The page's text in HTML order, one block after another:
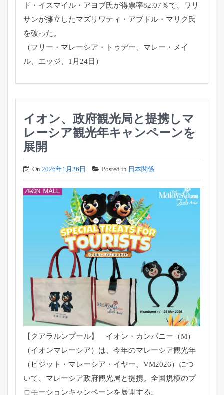
ド・ イスマイル・アヨブ氏が得票率82.07％で、
ワリ
サンが擁立したマズリワティ・アブドル・マリク氏
を破った。
（フリー・マレーシア・トゥデー、マレー・メイ
ル、エッジ、 1月24日）
イオン、政府観光局と提携しマ
レーシア観光年キャンペーンを
展開
On 2026年1月26日 Posted in 日本関係
【クアラルンプール】 イオン・カンパニー（M）
（イオンマレーシア）は、 今年のマレーシア観光年
（ビジット・マレーシア・イヤー、 VM2026）につ
いて、マレーシア政府観光局と提携。 全国規模のプ
ロモーションキャンペーンを展開する。